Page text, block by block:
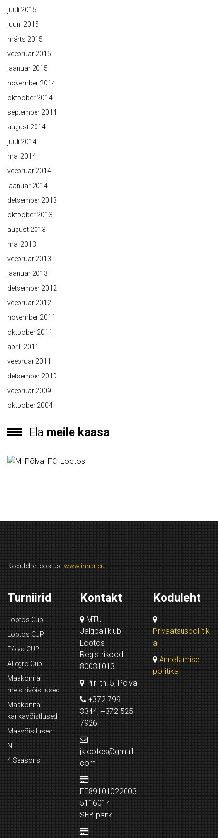
juuli 2015
juuni 2015
märts 2015
veebruar 2015
jaanuar 2015
november 2014
oktoober 2014
september 2014
august 2014
juuli 2014
mai 2014
veebruar 2014
jaanuar 2014
detsember 2013
oktoober 2013
august 2013
mai 2013
veebruar 2013
jaanuar 2013
detsember 2012
veebruar 2012
november 2011
oktoober 2011
aprill 2011
veebruar 2011
detsember 2010
veebruar 2009
oktoober 2004
Ela meile kaasa
Kodulehe teostus: www.innar.eu
Turniirid
Lootos Cup
Lootos CUP
Põlva CUP
Allegro Cup
Maakonna
meistrivõistlused
Maakonna
karikavõistlused
Maavõistlused
NLT
4 Seasons
Kontakt
MTÜ
Jalgpalliklubi
Lootos
Registrikood:
80031013
Piiri tn. 5, Põlva
+372 799
3344, +372 525
7926
jklootos@gmail.
com
EE89101022003
5116014
SEB pank
Koduleht
Privaatsuspoliitik
a
Annetamise
poliitika